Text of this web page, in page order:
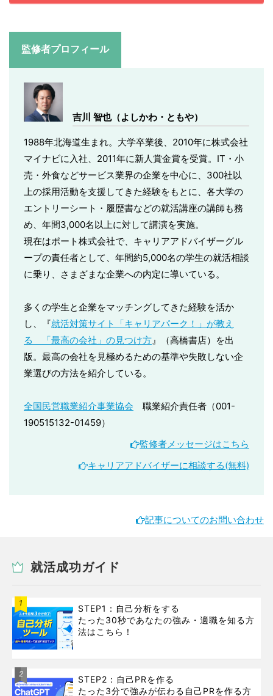
監修者プロフィール
吉川 智也（よしかわ・ともや）
1988年北海道生まれ。大学卒業後、2010年に株式会社
マイナビに入社、2011年に新人賞金賞を受賞。IT・小
売・外食などサービス業界の企業を中心に、300社以
上の採用活動を支援してきた経験をもとに、各大学の
エントリーシート・履歴書などの就活講座の講師も務
め、年間3,000名以上に対して講演を実施。
現在はポート株式会社で、キャリアアドバイザーグル
ープの責任者として、年間約5,000名の学生の就活相談
に乗り、さまざまな企業への内定に導いている。
多くの学生と企業をマッチングしてきた経験を活か
し、『就活対策サイト「キャリアパーク！」が教え
る 「最高の会社」の見つけ方 』（高橋書店）を出
版。最高の会社を見極めるための基準や失敗しない企
業選びの方法を紹介している。
全国民営職業紹介事業協会 職業紹介責任者（001-
190515132-01459）
監修者メッセージはこちら
キャリアアドバイザーに相談する(無料)
記事についてのお問い合わせ
就活成功ガイド
1
STEP1：自己分析をする
たった30秒であなたの強み・適職を知る方
法はこちら！
2
STEP2：自己PRを作る
たった3分で強みが伝わる自己PRを作る方